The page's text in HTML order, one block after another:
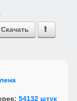
Скачать 
54132 штук